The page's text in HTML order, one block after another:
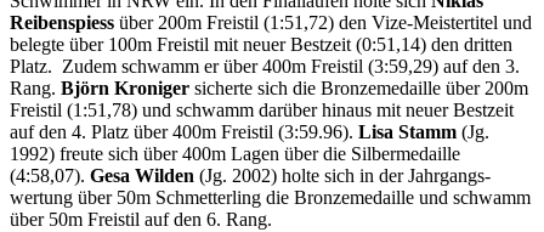
Reiben­spiess über 200m Freistil (1:51,72) den Vize-Meister­titel und
belegte über 100m Freistil mit neuer Bestzeit (0:51,14) den dritten
Platz. Zudem schwamm er über 400m Freistil (3:59,29) auf den 3.
Rang. Björn Kroniger sicherte sich die Bronze­medaille über 200m
Freistil (1:51,78) und schwamm darüber hinaus mit neuer Best­zeit
auf den 4. Platz über 400m Freistil (3:59.96). Lisa Stamm (Jg.
1992) freute sich über 400m Lagen über die Silber­medaille
(4:58,07). Gesa Wilden (Jg. 2002) holte sich in der Jahr­gangs­
wertung über 50m Schmetter­ling die Bronze­medaille und schwamm
über 50m Freistil auf den 6. Rang.